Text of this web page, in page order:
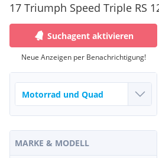
17 Triumph Speed Triple RS
Suchagent aktivieren
Neue Anzeigen per Benachrichtigung!
MARKE & MODELL